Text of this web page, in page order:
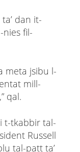
dan it-
fil-
meta jsibu l-
mill-
qal.
t-tkabbir tal-
Russell
tal-patt ta’